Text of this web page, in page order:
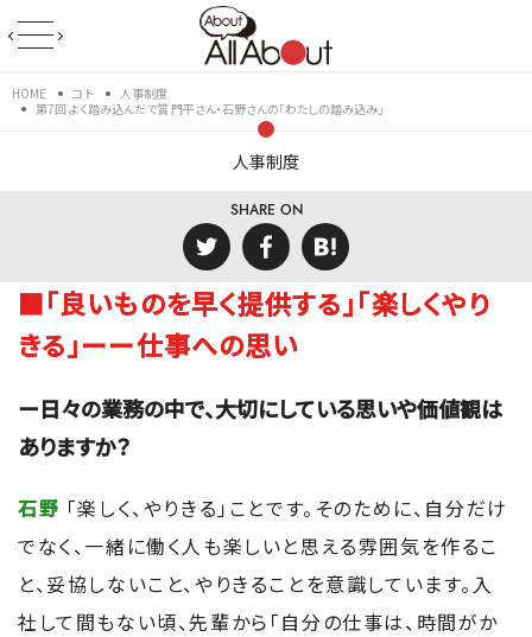
HOME コト
人事制度
第7回 よく踏み込んだで賞 門平さん・石野さんの「わたしの踏み込み」
人事制度
SHARE ON
■「良いものを早く提供する」「楽しくやり
きる」ーー仕事への思い
ー日々の業務の中で、大切にしている思いや価値観は
ありますか？
石野 「楽しく、やりきる」ことです。そのために、自分だけ
でなく、一緒に働く人も楽しいと思える雰囲気を作るこ
と、妥協しないこと、やりきることを意識しています。入
社して間もない頃、先輩から「自分の仕事は、時間がか